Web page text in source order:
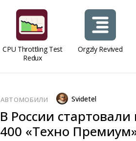
CPU Throttling Test
Redux
Orgzly Revived
АВТОМОБИЛИ Svidetel
В России
400 «Техно